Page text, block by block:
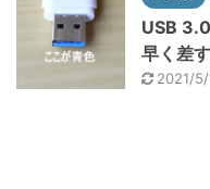
USB
早く差
2021/5/